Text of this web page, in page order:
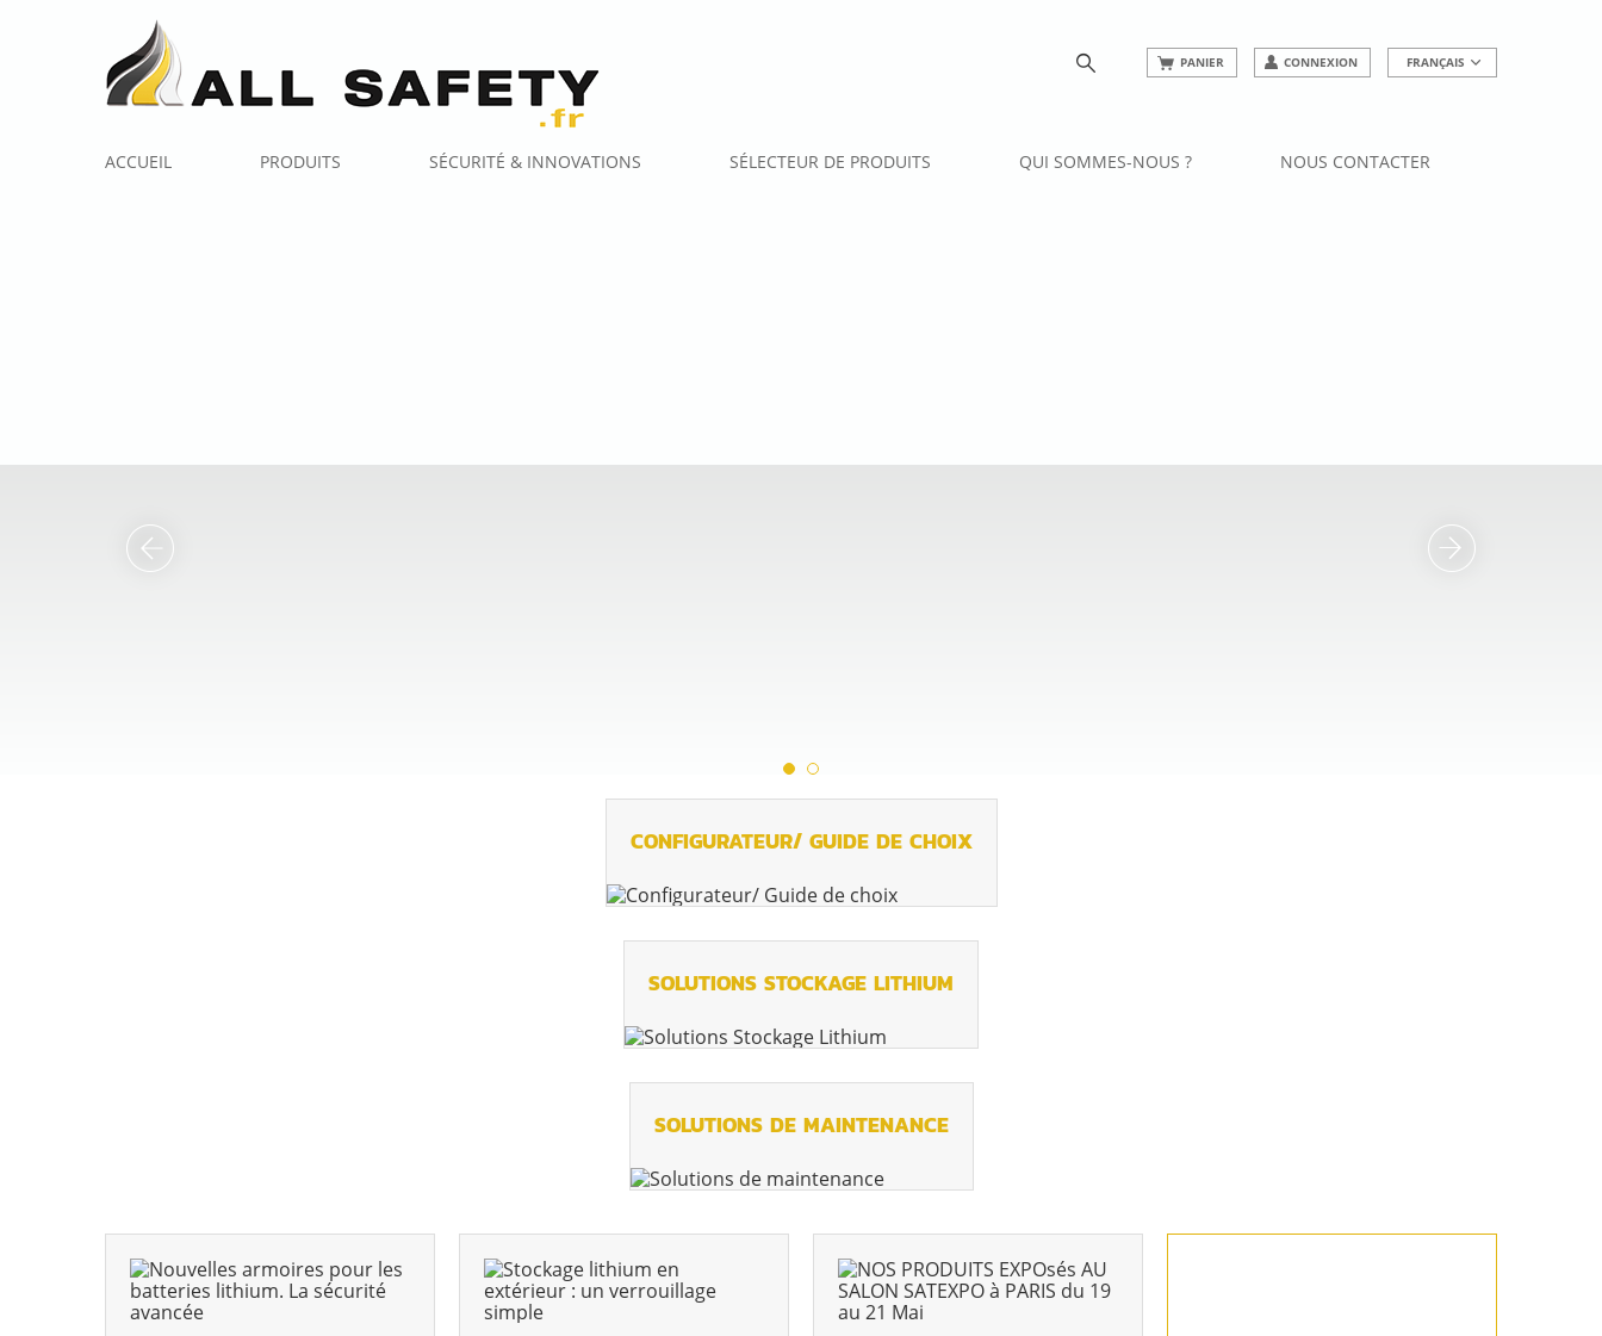
PANIER CONNEXION FRANÇAIS
ACCUEIL PRODUITS SÉCURITÉ & INNOVATIONS SÉLECTEUR DE PRODUITS QUI SOMMES-NOUS ? NOUS CONTACTER
CONFIGURATEUR/ GUIDE DE CHOIX
SOLUTIONS STOCKAGE LITHIUM
SOLUTIONS DE MAINTENANCE